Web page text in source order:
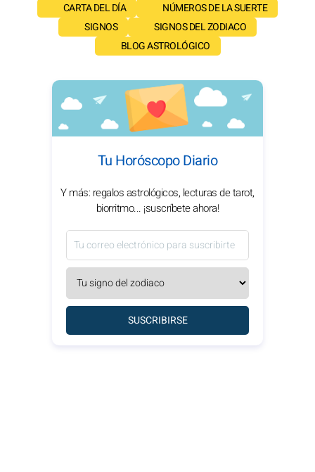
CARTA DEL DÍA
NÚMEROS DE LA SUERTE
SIGNOS
SIGNOS DEL ZODIACO
BLOG ASTROLÓGICO
Tu Horóscopo Diario
Y más: regalos astrológicos, lecturas de tarot,
biorritmo... ¡suscríbete ahora!
SUSCRIBIRSE